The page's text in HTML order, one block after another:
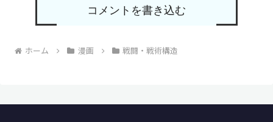
コメントを書き込む
ホーム 漫画 戦闘・戦術構造